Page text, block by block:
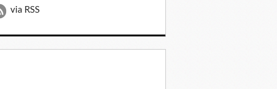
via RSS